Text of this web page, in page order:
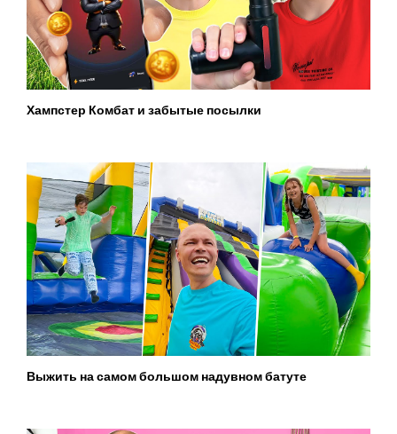
Хампстер Комбат и забытые посылки
Выжить на самом большом надувном батуте